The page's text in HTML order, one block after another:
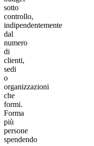
sotto
controllo,
indipendentemente
dal
numero
di
clienti,
sedi
o
organizzazioni
che
formi.
Forma
più
persone
spendendo